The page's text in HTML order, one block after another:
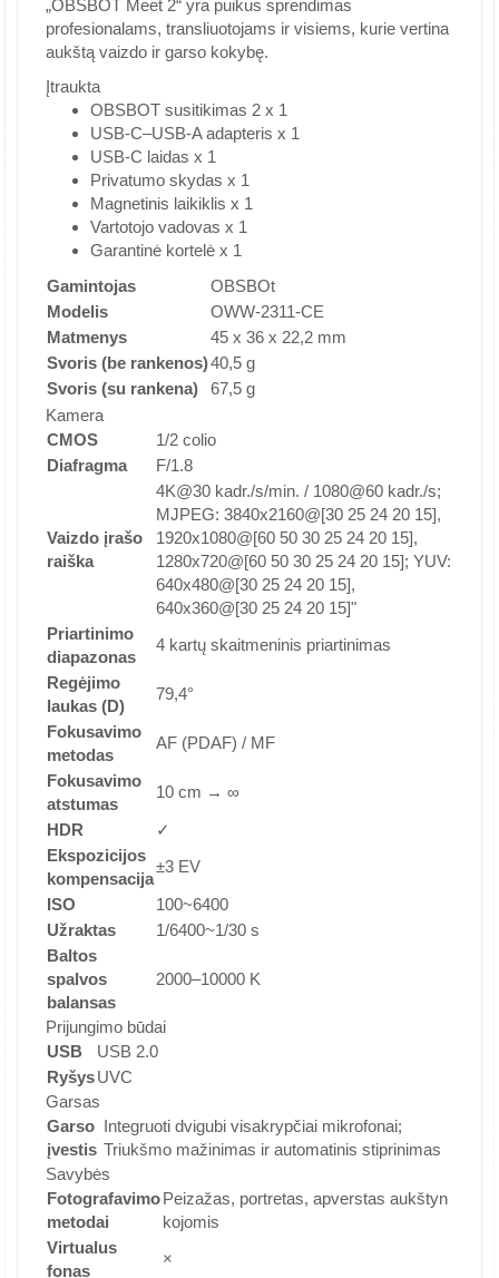
„OBSBOT Meet 2“ yra puikus sprendimas
profesionalams, transliuotojams ir visiems, kurie vertina
aukštą vaizdo ir garso kokybę.
Įtraukta
OBSBOT susitikimas 2 x 1
USB-C–USB-A adapteris x 1
USB-C laidas x 1
Privatumo skydas x 1
Magnetinis laikiklis x 1
Vartotojo vadovas x 1
Garantinė kortelė x 1
Gamintojas
OBSBOt
Modelis
OWW-2311-CE
Matmenys
45 x 36 x 22,2 mm
Svoris (be rankenos)40,5 g
Svoris (su rankena)
67,5 g
Kamera
CMOS
1/2 colio
Diafragma
F/1.8
Vaizdo įrašo
raiška
4K@30 kadr./s/min. / 1080@60 kadr./s;
MJPEG: 3840x2160@[30 25 24 20 15],
1920x1080@[60 50 30 25 24 20 15],
1280x720@[60 50 30 25 24 20 15]; YUV:
640x480@[30 25 24 20 15],
640x360@[30 25 24 20 15]"
Priartinimo
diapazonas
4 kartų skaitmeninis priartinimas
Regėjimo
laukas (D)
79,4°
Fokusavimo
metodas
AF (PDAF) / MF
Fokusavimo
atstumas
10 cm → ∞
HDR
✓
Ekspozicijos
kompensacija
±3 EV
ISO
100~6400
Užraktas
1/6400~1/30 s
Baltos
spalvos
balansas
2000–10000 K
Prijungimo būdai
USB
USB 2.0
RyšysUVC
Garsas
Garso
įvestis
Integruoti dvigubi visakrypčiai mikrofonai;
Triukšmo mažinimas ir automatinis stiprinimas
Savybės
Fotografavimo
metodai
Peizažas, portretas, apverstas aukštyn
kojomis
Virtualus
fonas
×